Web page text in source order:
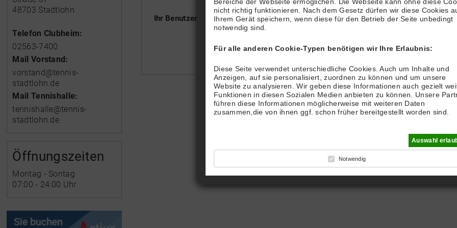
Ihr Benutzername :
48703 Stadtlohn
Telefon Clubheim:
02563-7400
Mail Vorstand:
vorstand@tennis-
stadtlohn.de
Mail Tennishalle:
tennishalle@tennis-
stadtlohn.de
Öffnungszeiten
Montag - Sontag
07:00 - 24:00 Uhr
nicht richtig funktionieren. Nach dem Gesetz dürfen wir diese Cookies
Ihrem Gerät speichern, wenn diese für den Betrieb der Seite unbedingt
notwendig sind.
Für alle anderen Cookie-Typen benötigen wir Ihre Erlaubnis:
Diese Seite verwendet unterschiedliche Cookies. Auch um Inhalte und
Anzeigen, auf sie personalisiert, zuordnen zu können und um unsere
Website zu analysieren. Wir geben diese Informationen auch gezielt
Funktionen in diesen Sozialen Medien anbieten zu können. Unsere
führen diese Informationen möglicherweise mit weiteren Daten
zusammen,die von ihnen ggf. schon früher bereitgestellt worden sind.
Auswahl
Notwendig